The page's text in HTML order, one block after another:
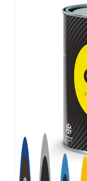
и эмали